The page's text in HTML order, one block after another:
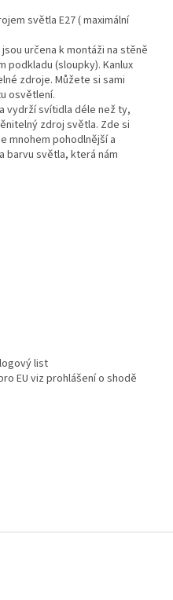
světla E27 ( maximální
určena k montáži na stěně
podkladu (sloupky). Kanlux
zdroje. Můžete si sami
osvětlení.
vydrží svítidla déle než ty,
zdroj světla. Zde si
mnohem pohodlnější a
barvu světla, která nám
list
EU viz prohlášení o shodě